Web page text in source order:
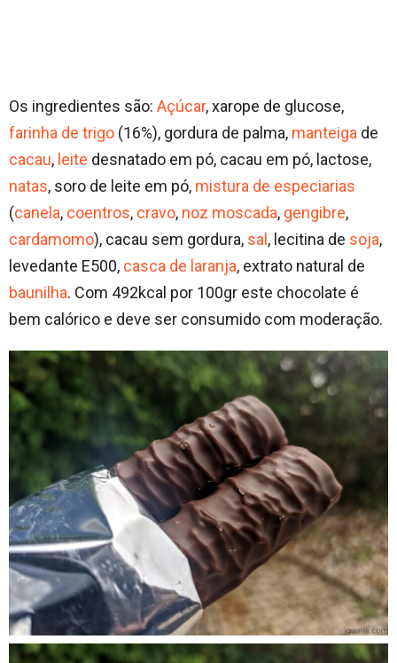
Os ingredientes são: Açúcar, xarope de glucose,
farinha de trigo (16%), gordura de palma, manteiga de
cacau, leite desnatado em pó, cacau em pó, lactose,
natas, soro de leite em pó, mistura de especiarias
(canela, coentros, cravo, noz moscada, gengibre,
cardamomo), cacau sem gordura, sal, lecitina de soja,
levedante E500, casca de laranja, extrato natural de
baunilha. Com 492kcal por 100gr este chocolate é
bem calórico e deve ser consumido com moderação.